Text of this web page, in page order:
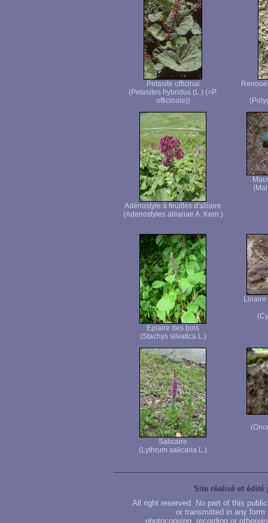
Petasite officinal
(Petasites hybridus (L.) (=P.
officinale))
Adénostyle à feuilles d'alliaire
(Adenostyles alliariae A. Kern.)
Epiaire des bois
(Stachys silvatica L.)
Salicaire
(Lythrum salicaria L.)
Site réalisé et édité
All right reserved. No part of this
or transmitted in any
photocopying, recording or